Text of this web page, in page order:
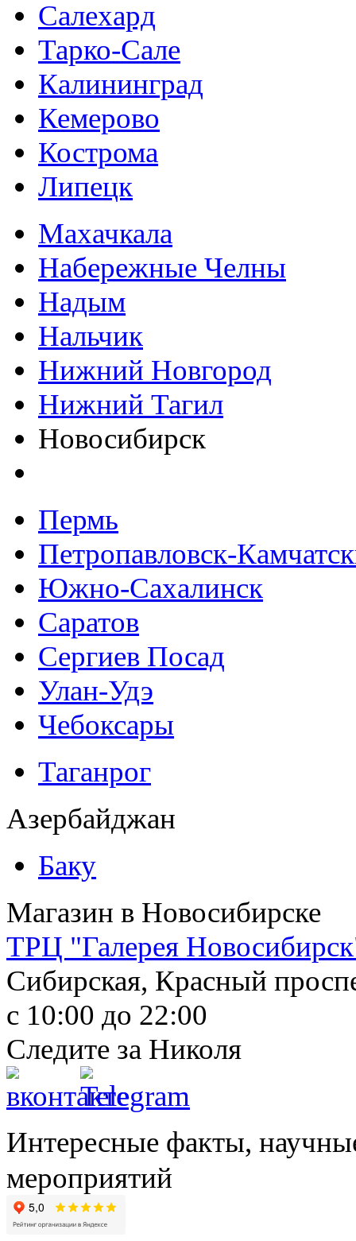
Салехард
Тарко-Сале
Калининград
Кемерово
Кострома
Липецк
Махачкала
Набережные Челны
Надым
Нальчик
Нижний Новгород
Нижний Тагил
Новосибирск
Пермь
Петропавловск-
Южно-Сахалинск
Саратов
Сергиев Посад
Улан-Удэ
Чебоксары
Таганрог
Азербайджан
Баку
Магазин в Новосибирске
ТРЦ "Галерея
Сибирская, Красный
с 10:00 до 22:00
Следите за Николя
Интересные факты,
мероприятий